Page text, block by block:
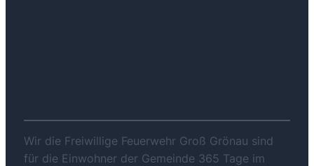
Wir die Freiwillige Feuerwehr Groß Grönau sind
für die Einwohner der Gemeinde 365 Tage im